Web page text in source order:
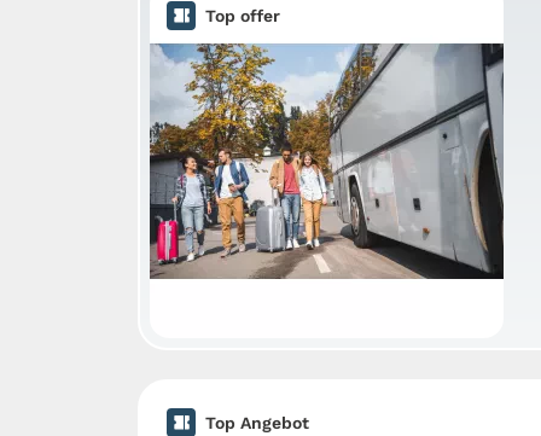
Top offer
Top Angebot